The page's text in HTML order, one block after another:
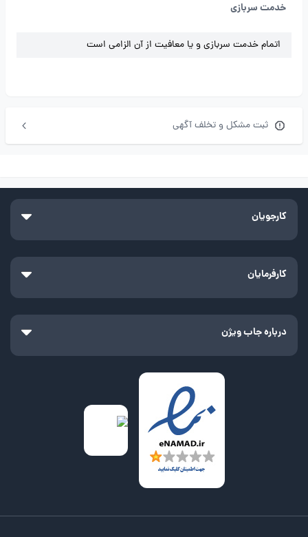
خدمت سربازی
اتمام خدمت سربازی و یا معافیت از آن الزامی است
ثبت مشکل و تخلف آگهی
کارجویان
کارفرمایان
درباره جاب ویژن